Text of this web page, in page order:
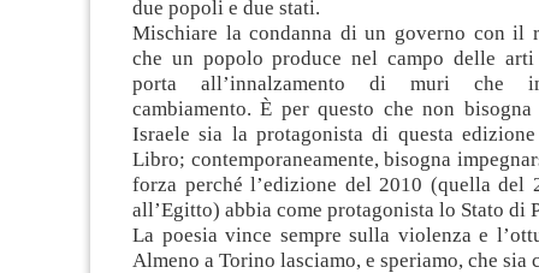
due popoli e due stati.
Mischiare la condanna di un governo con il
che un popolo produce nel campo delle
porta all’innalzamento di muri che
cambiamento. È per questo che non
Israele sia la protagonista di questa
Libro; contemporaneamente, bisogna
forza perché l’edizione del 2010 (quella del
all’Egitto) abbia come protagonista lo Stato di
La poesia vince sempre sulla violenza e
Almeno a Torino lasciamo, e speriamo, che sia